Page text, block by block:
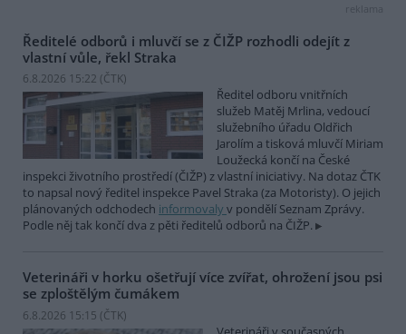
reklama
Ředitelé odborů i mluvčí se z ČIŽP rozhodli odejít z
vlastní vůle, řekl Straka
6.8.2026 15:22 (ČTK)
Ředitel odboru vnitřních
služeb Matěj Mrlina, vedoucí
služebního úřadu Oldřich
Jarolím a tisková mluvčí Miriam
Loužecká končí na České
inspekci životního prostředí (ČIŽP) z vlastní iniciativy. Na dotaz ČTK
to napsal nový ředitel inspekce Pavel Straka (za Motoristy). O jejich
plánovaných odchodech informovaly v pondělí Seznam Zprávy.
Podle něj tak končí dva z pěti ředitelů odborů na ČIŽP.
Veterináři v horku ošetřují více zvířat, ohrožení jsou psi
se zploštělým čumákem
6.8.2026 15:15 (ČTK)